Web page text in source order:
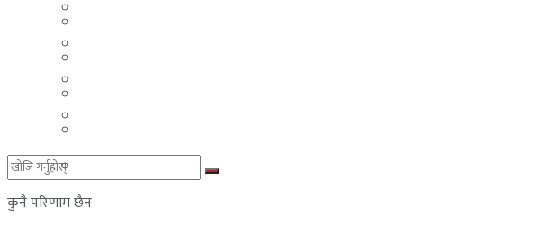
कुनै परिणाम छैन